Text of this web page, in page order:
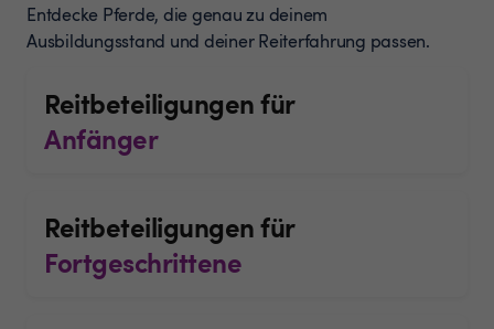
Entdecke Pferde, die genau zu deinem
Ausbildungsstand und deiner Reiterfahrung passen.
Reitbeteiligungen für
Anfänger
Reitbeteiligungen für
Fortgeschrittene